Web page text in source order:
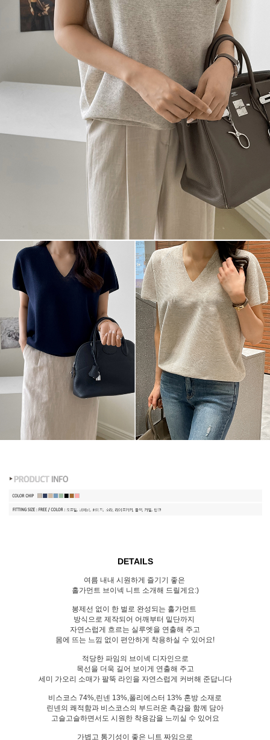
DETAILS
여름 내내 시원하게 즐기기 좋은
홀가먼트 브이넥 니트 소개해 드릴게요:)
봉제선 없이 한 벌로 완성되는 홀가먼트
방식으로 제작되어 어깨부터 밑단까지
자연스럽게 흐르는 실루엣을 연출해 주고
몸에 뜨는 느낌 없이 편안하게 착용하실 수 있어요!
적당한 파임의 브이넥 디자인으로
목선을 더욱 길어 보이게 연출해 주고
세미 가오리 소매가 팔뚝 라인을 자연스럽게 커버해 준답니다
비스코스 74%,린넨 13%,폴리에스터 13% 혼방 소재로
린넨의 쾌적함과 비스코스의 부드러운 촉감을 함께 담아
고슬고슬하면서도 시원한 착용감을 느끼실 수 있어요
가볍고 통기성이 좋은 니트 짜임으로